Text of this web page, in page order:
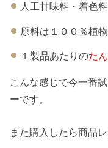
人工甘味料・着色
原料は１００％植
１製品あたりのた
こんな感じで今一番
ーです。
また購入したら商品